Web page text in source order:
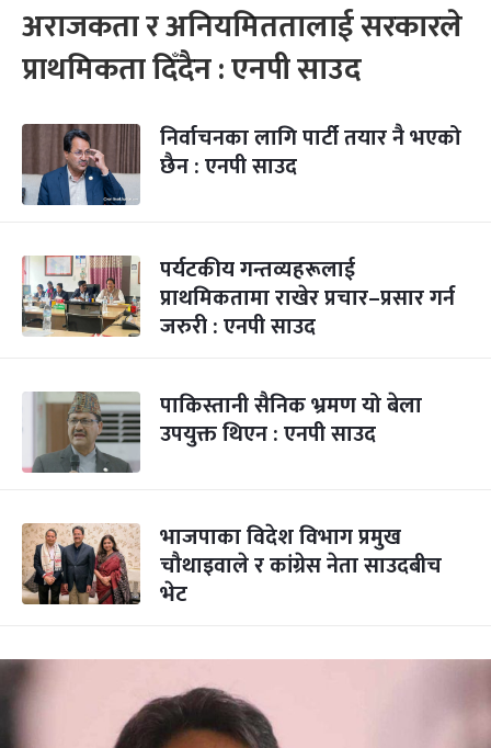
अराजकता र अनियमिततालाई सरकारले
प्राथमिकता दिँदैन : एनपी साउद
निर्वाचनका लागि पार्टी तयार नै भएको
छैन : एनपी साउद
पर्यटकीय गन्तव्यहरूलाई
प्राथमिकतामा राखेर प्रचार–प्रसार गर्न
जरुरी : एनपी साउद
पाकिस्तानी सैनिक भ्रमण यो बेला
उपयुक्त थिएन : एनपी साउद
भाजपाका विदेश विभाग प्रमुख
चौथाइवाले र कांग्रेस नेता साउदबीच
भेट